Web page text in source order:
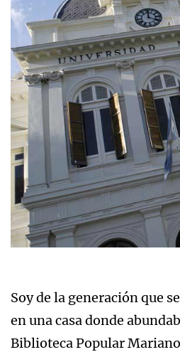
Soy de la generación que
en una casa donde
Biblioteca Popular